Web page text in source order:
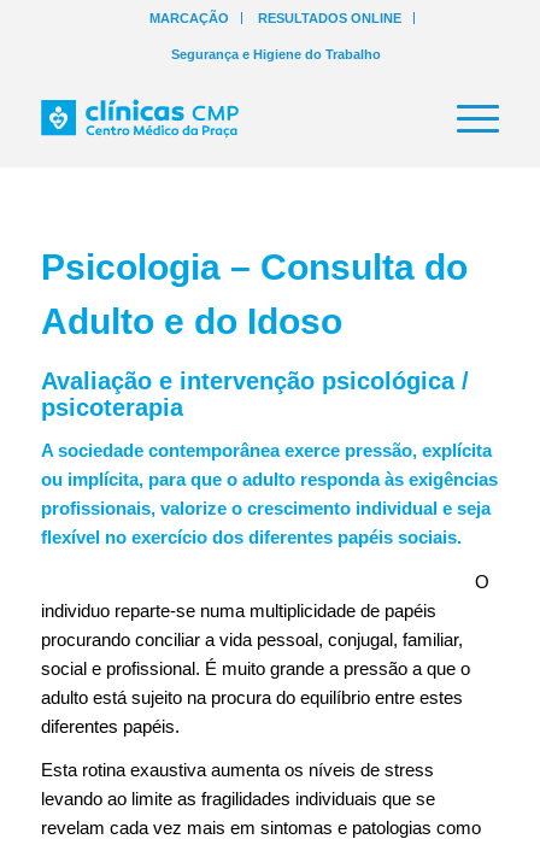
MARCAÇÃO RESULTADOS ONLINE
Segurança e Higiene do Trabalho
Psicologia – Consulta do
Adulto e do Idoso
Avaliação e intervenção psicológica /
psicoterapia
A sociedade contemporânea exerce pressão, explícita
ou implícita, para que o adulto responda às exigências
profissionais, valorize o crescimento individual e seja
flexível no exercício dos diferentes papéis sociais.
O
individuo reparte-se numa multiplicidade de papéis
procurando conciliar a vida pessoal, conjugal, familiar,
social e profissional. É muito grande a pressão a que o
adulto está sujeito na procura do equilíbrio entre estes
diferentes papéis.
Esta rotina exaustiva aumenta os níveis de stress
levando ao limite as fragilidades individuais que se
revelam cada vez mais em sintomas e patologias como